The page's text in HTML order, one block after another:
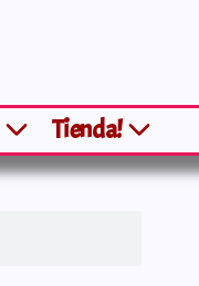
Tienda!